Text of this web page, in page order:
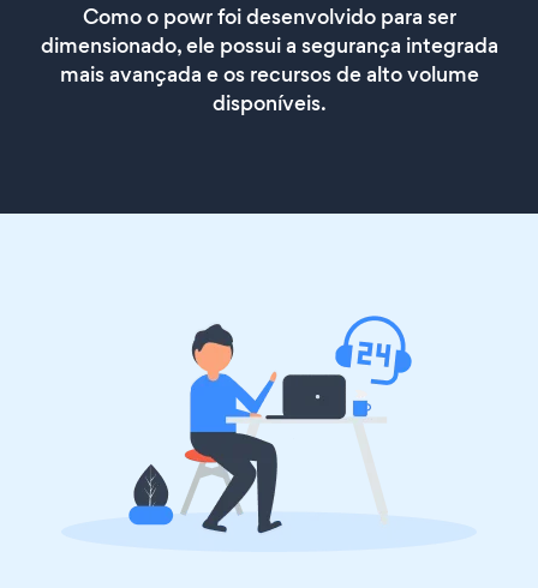
Como o powr foi desenvolvido para ser
dimensionado, ele possui a segurança integrada
mais avançada e os recursos de alto volume
disponíveis.